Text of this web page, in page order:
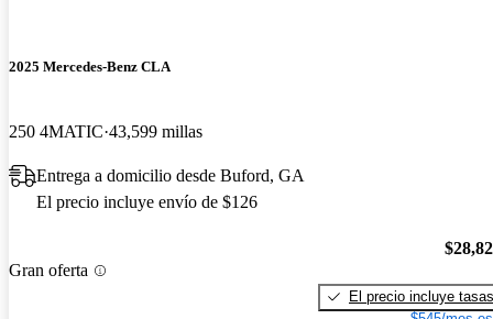
2025 Mercedes-Benz CLA
250 4MATIC 43,599 millas
Entrega a domicilio desde Buford, GA
El precio incluye envío de $126
Gran oferta
El precio incluye tasas